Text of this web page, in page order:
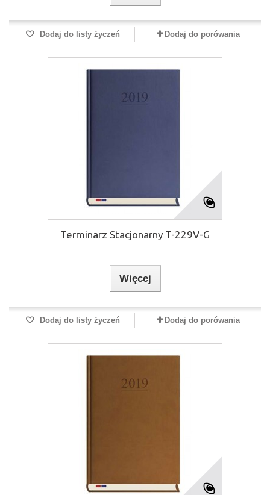
Dodaj do listy życzeń Dodaj do porówania
Terminarz Stacjonarny T-229V-G
Więcej
Dodaj do listy życzeń Dodaj do porówania